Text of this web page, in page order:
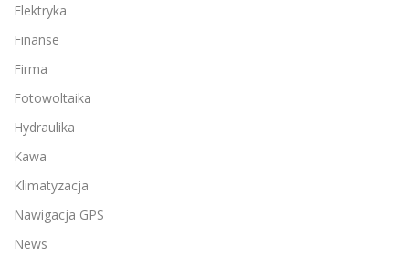
Elektryka
Finanse
Firma
Fotowoltaika
Hydraulika
Kawa
Klimatyzacja
Nawigacja GPS
News